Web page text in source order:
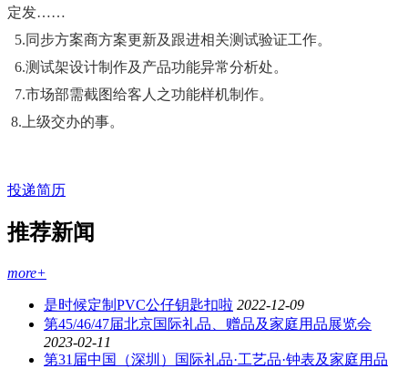
定发……
8.上级交办的事。
投递简历
推荐新闻
more+
是时候定制PVC公仔钥匙扣啦 2022-12-09
第45/46/47届北京国际礼品、赠品及家庭用品展览会
2023-02-11
第31届中国（深圳）国际礼品·工艺品·钟表及家庭用品